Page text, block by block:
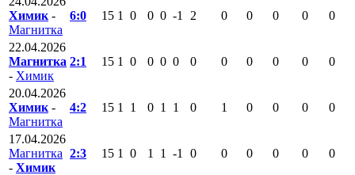
Химик -
Магнитка
6:0 15 1 0 0 0 -1 2 0 0 0 0 0
22.04.2026
Магнитка
- Химик
2:1 15 1 0 0 0 0 0 0 0 0 0 0
20.04.2026
Химик -
Магнитка
4:2 15 1 1 0 1 1 0 1 0 0 0 0
17.04.2026
Магнитка
- Химик
2:3 15 1 0 1 1 -1 0 0 0 0 0 0